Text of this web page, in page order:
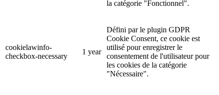
la catégorie "Fonctionnel".
cookielawinfo-
checkbox-necessary
1 year
Défini par le plugin GDPR
Cookie Consent, ce cookie est
utilisé pour enregistrer le
consentement de l'utilisateur pour
les cookies de la catégorie
"Nécessaire".